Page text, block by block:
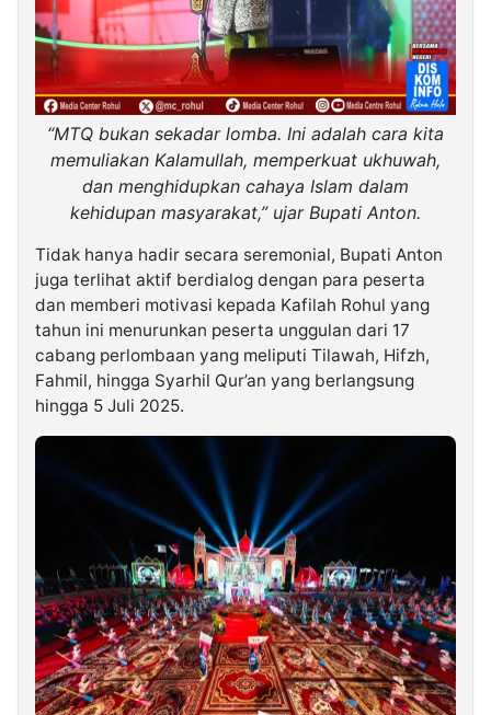
“MTQ bukan sekadar lomba. Ini adalah cara kita
memuliakan Kalamullah, memperkuat ukhuwah,
dan menghidupkan cahaya Islam dalam
kehidupan masyarakat,” ujar Bupati Anton.
Tidak hanya hadir secara seremonial, Bupati Anton
juga terlihat aktif berdialog dengan para peserta
dan memberi motivasi kepada Kafilah Rohul yang
tahun ini menurunkan peserta unggulan dari 17
cabang perlombaan yang meliputi Tilawah, Hifzh,
Fahmil, hingga Syarhil Qur’an yang berlangsung
hingga 5 Juli 2025.